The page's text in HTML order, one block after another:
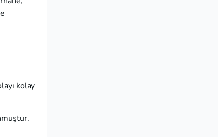
kolay